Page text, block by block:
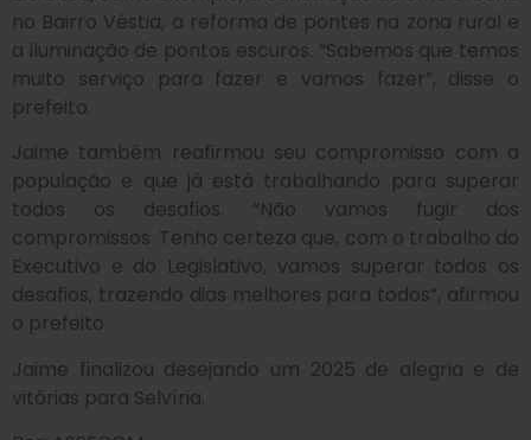
no Bairro Véstia, a reforma de pontes na zona rural e
a iluminação de pontos escuros. “Sabemos que temos
muito serviço para fazer e vamos fazer”, disse o
prefeito.
Jaime também reafirmou seu compromisso com a
população e que já está trabalhando para superar
todos os desafios. “Não vamos fugir dos
compromissos. Tenho certeza que, com o trabalho do
Executivo e do Legislativo, vamos superar todos os
desafios, trazendo dias melhores para todos”, afirmou
o prefeito.
Jaime finalizou desejando um 2025 de alegria e de
vitórias para Selvíria.